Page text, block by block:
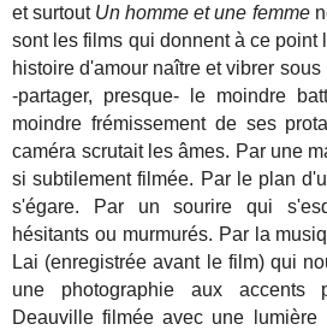
et surtout Un homme et une femme
sont les films qui donnent à ce point
histoire d'amour naître et vibrer
-partager, presque- le moindre
moindre frémissement de ses
caméra scrutait les âmes. Par une
si subtilement filmée. Par le plan
s'égare. Par un sourire qui
hésitants ou murmurés. Par la
Lai (enregistrée avant le film) qui
une photographie aux accents
Deauville filmée avec une lumière